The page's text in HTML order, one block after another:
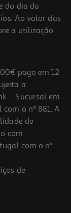
do dia da
Ao valor das
a utilização
pago em 12
a
– Sucursal em
o nº 881. A
de
com
com o nº
de